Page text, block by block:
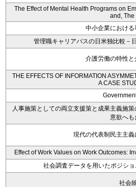
The Effect of Mental Health Programs on
and, The
中小企業におけ
管理職キャリアパスの日米独比較－
介護労働の特性
THE EFFECTS OF INFORMATION
A CASE
人事施策としての両立支援策と成果主義施
意欲へも
現代の代表制民主主
Effect of Work Values on Work Outcomes:
社会調査データを用いたポジシ
社会